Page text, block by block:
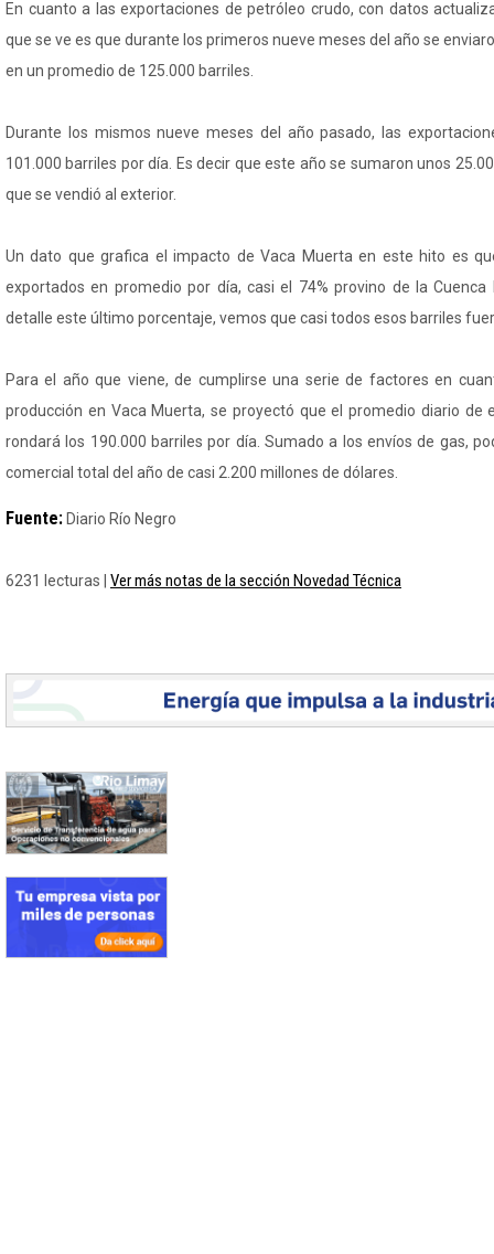
En cuanto a las exportaciones de petróleo crudo, con datos
que se ve es que durante los primeros nueve meses del año se
en un promedio de 125.000 barriles.
Durante los mismos nueve meses del año pasado, las
101.000 barriles por día. Es decir que este año se sumaron unos
que se vendió al exterior.
Un dato que grafica el impacto de Vaca Muerta en este hito es
exportados en promedio por día, casi el 74% provino de la Cuenca
detalle este último porcentaje, vemos que casi todos esos barriles
Para el año que viene, de cumplirse una serie de factores en
producción en Vaca Muerta, se proyectó que el promedio diario de
rondará los 190.000 barriles por día. Sumado a los envíos de gas,
comercial total del año de casi 2.200 millones de dólares.
Fuente: Diario Río Negro
6231 lecturas | Ver más notas de la sección Novedad Técnica